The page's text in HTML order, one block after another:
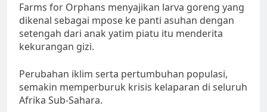
Farms for Orphans menyajikan larva goreng yang
dikenal sebagai mpose ke panti asuhan dengan
setengah dari anak yatim piatu itu menderita
kekurangan gizi.
Perubahan iklim serta pertumbuhan populasi,
semakin memperburuk krisis kelaparan di seluruh
Afrika Sub-Sahara.